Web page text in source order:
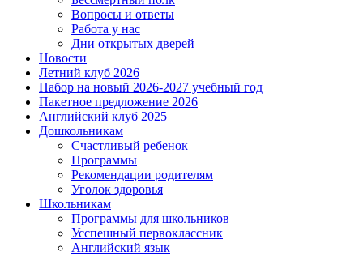
Вопросы и ответы
Работа у нас
Дни открытых дверей
Новости
Летний клуб 2026
Набор на новый 2026-2027 учебный год
Пакетное предложение 2026
Английский клуб 2025
Дошкольникам
Счастливый ребенок
Программы
Рекомендации родителям
Уголок здоровья
Школьникам
Программы для школьников
Усспешный первоклассник
Английский язык